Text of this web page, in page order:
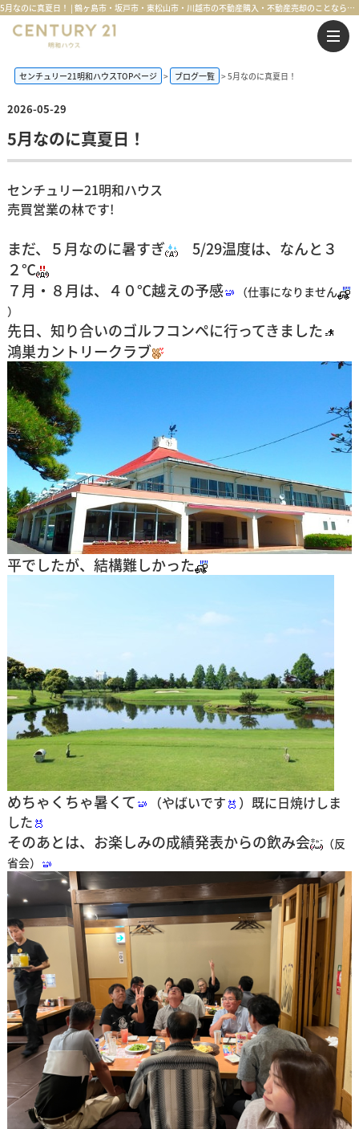
5月なのに真夏日！ | 鶴ヶ島市・坂戸市・東松山市・川越市の不動産購入・不動産売却のことならセンチュリー21明和ハウス
センチュリー21明和ハウスTOPページ ブログ一覧 5月なのに真夏日！
2026-05-29
5月なのに真夏日！
センチュリー21明和ハウス
売買営業の林です!
まだ、５月なのに暑すぎ
5/29温度は、なんと３
２℃
７月・８月は、４０℃越えの予感
（仕事になりません
）
先日、知り合いのゴルフコンペに行ってきました
鴻巣カントリークラブ
平でしたが、結構難しかった
めちゃくちゃ暑くて （やばいです
）既に日焼けしま
した
そのあとは、お楽しみの成績発表からの飲み会
（反
省会）